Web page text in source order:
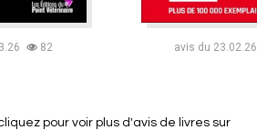
82 avis du 23.02.26
pour voir plus d'avis de livres sur